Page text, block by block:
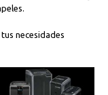
necesidades